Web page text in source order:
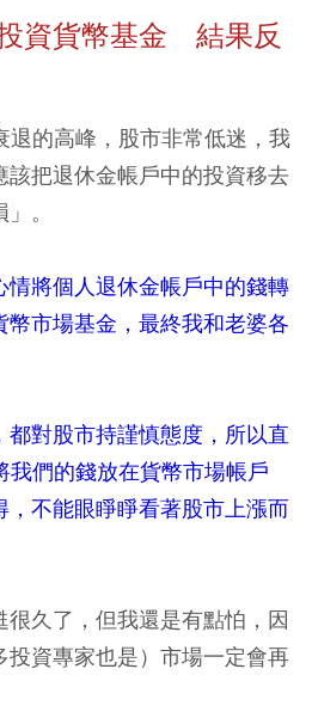
資貨幣基金 結果反
的高峰，股市非常低迷，我
把退休金帳戶中的投資移去
。
情將個人退休金帳戶中的錢轉
幣市場基金，最終我和老婆各
都對股市持謹慎態度，所以直
們的錢放在貨幣市場帳戶
，不能眼睜睜看著股市上漲而
久了，但我還是有點怕，因
資專家也是）市場一定會再